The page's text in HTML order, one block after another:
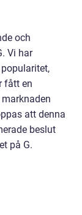
och
Vi har
fått en
att denna
beslut
på G.